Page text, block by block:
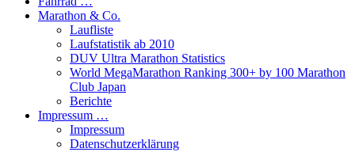
Marathon & Co.
Laufliste
Laufstatistik ab 2010
DUV Ultra Marathon Statistics
World MegaMarathon Ranking 300+ by 100 Marathon
Club Japan
Berichte
Impressum …
Impressum
Datenschutzerklärung